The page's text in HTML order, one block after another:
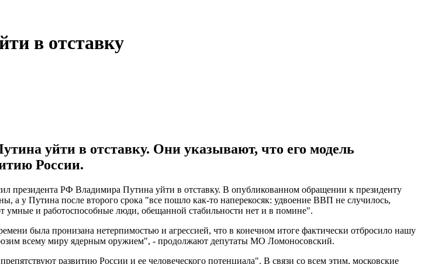
в отставку
уйти в отставку. Они указывают, что его модель
России.
президента РФ Владимира Путина уйти в отставку. В опубликованном обращении к президенту
а у Путина после второго срока "все пошло как-то наперекосяк: удвоение ВВП не случилось,
умные и работоспособные люди, обещанной стабильности нет и в помине".
была пронизана нетерпимостью и агрессией, что в конечном итоге фактически отбросило нашу
всему миру ядерным оружием", - продолжают депутаты МО Ломоносовский.
развитию России и ее человеческого потенциала". В связи со всем этим, московские